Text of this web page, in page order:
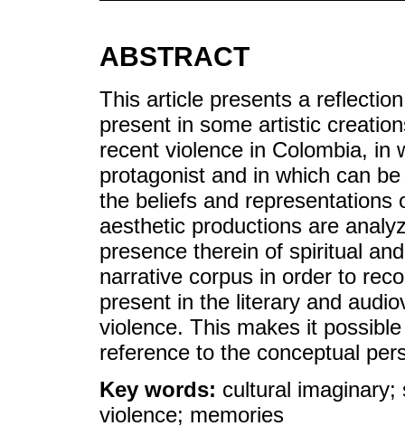
ABSTRACT
This article presents a
present in some artistic
recent violence in Colombia, in
protagonist and in which can
the beliefs and representations
aesthetic productions are
presence therein of spiritual
narrative corpus in order to
present in the literary and
violence. This makes it
reference to the conceptual
Key words: cultural
violence; memories